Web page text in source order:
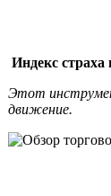
Индекс страха
Этот
движение.